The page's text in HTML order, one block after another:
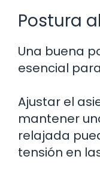
Postura
Una buena
esencial
Ajustar el
mantener
relajada
tensión en